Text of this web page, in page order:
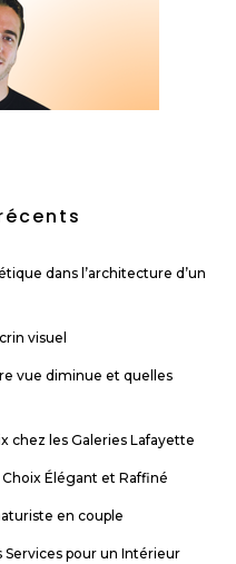
dans l’architecture d’un
visuel
vue diminue et quelles
chez les Galeries Lafayette
Élégant et Raffiné
en couple
Services pour un Intérieur